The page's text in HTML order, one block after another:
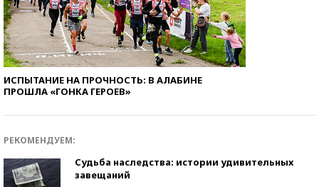
ИСПЫТАНИЕ НА ПРОЧНОСТЬ: В АЛАБИНЕ
ПРОШЛА «ГОНКА ГЕРОЕВ»
РЕКОМЕНДУЕМ:
Судьба наследства: истории удивительных
завещаний